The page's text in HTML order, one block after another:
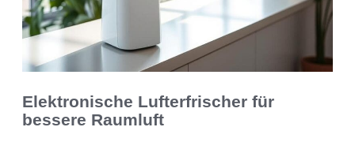
Elektronische Lufterfrischer für
bessere Raumluft